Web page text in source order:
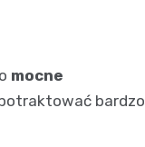
mocne
bardzo